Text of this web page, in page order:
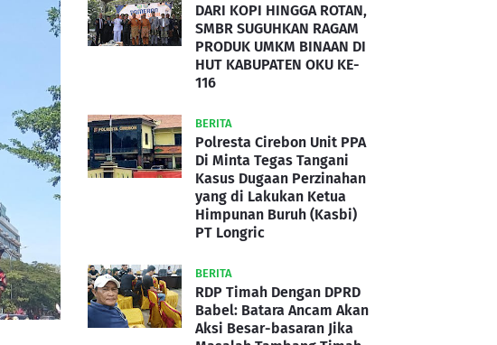
DARI KOPI HINGGA ROTAN,
SMBR SUGUHKAN RAGAM
PRODUK UMKM BINAAN DI
HUT KABUPATEN OKU KE-
116
BERITA
Polresta Cirebon Unit PPA
Di Minta Tegas Tangani
Kasus Dugaan Perzinahan
yang di Lakukan Ketua
Himpunan Buruh (Kasbi)
PT Longric
BERITA
RDP Timah Dengan DPRD
Babel: Batara Ancam Akan
Aksi Besar-basaran Jika